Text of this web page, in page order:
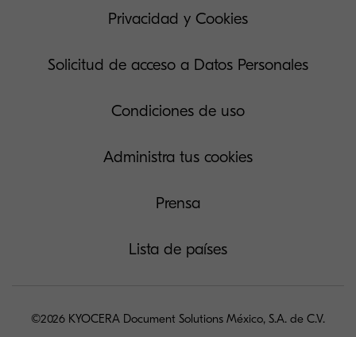
Privacidad y Cookies
Solicitud de acceso a Datos Personales
Condiciones de uso
Administra tus cookies
Prensa
Lista de países
©2026 KYOCERA Document Solutions México, S.A. de C.V.